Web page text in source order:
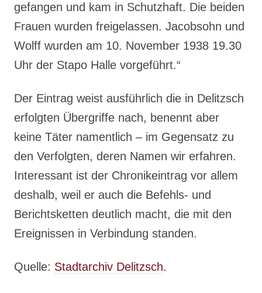
gefangen und kam in Schutzhaft. Die beiden
Frauen wurden freigelassen. Jacobsohn und
Wolff wurden am 10. November 1938 19.30
Uhr der Stapo Halle vorgeführt.“
Der Eintrag weist ausführlich die in Delitzsch
erfolgten Übergriffe nach, benennt aber
keine Täter namentlich – im Gegensatz zu
den Verfolgten, deren Namen wir erfahren.
Interessant ist der Chronikeintrag vor allem
deshalb, weil er auch die Befehls- und
Berichtsketten deutlich macht, die mit den
Ereignissen in Verbindung standen.
Quelle: Stadtarchiv Delitzsch.